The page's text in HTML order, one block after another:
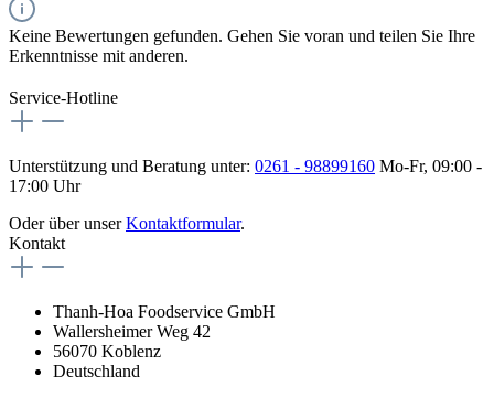
Keine Bewertungen gefunden. Gehen Sie voran und teilen Sie Ihre
Erkenntnisse mit anderen.
Service-Hotline
Unterstützung und Beratung unter: 0261 - 98899160 Mo-Fr, 09:00 -
17:00 Uhr
Oder über unserKontaktformular.
Kontakt
Thanh-Hoa Foodservice GmbH
Wallersheimer Weg 42
56070 Koblenz
Deutschland